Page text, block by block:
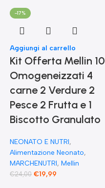
-17%
Aggiungi al carrello
Kit Offerta Mellin 10
Omogeneizzati 4
carne 2 Verdure 2
Pesce 2 Frutta e 1
Biscotto Granulato
NEONATO E NUTRI,
Alimentazione Neonato,
MARCHENUTRI, Mellin
€24,00 €19,99